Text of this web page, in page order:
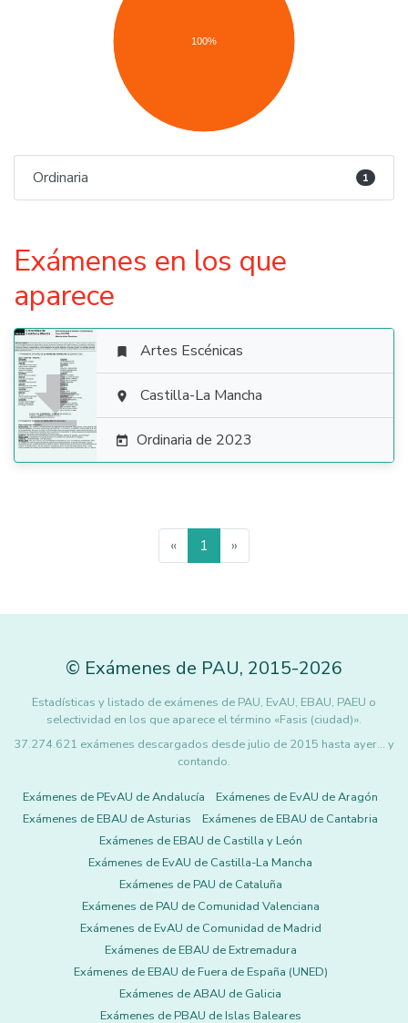
100%
Ordinaria 1
Exámenes en los que
aparece

 Artes Escénicas
 Castilla-La Mancha
 Ordinaria de 2023
« 1 »
© Exámenes de PAU, 2015-2026
Estadísticas y listado de exámenes de PAU, EvAU, EBAU, PAEU o
selectividad en los que aparece el término «Fasis (ciudad)».
37.274.621 exámenes descargados desde julio de 2015 hasta ayer... y
contando.
Exámenes de PEvAU de Andalucía
Exámenes de EvAU de Aragón
Exámenes de EBAU de Asturias
Exámenes de EBAU de Cantabria
Exámenes de EBAU de Castilla y León
Exámenes de EvAU de Castilla-La Mancha
Exámenes de PAU de Cataluña
Exámenes de PAU de Comunidad Valenciana
Exámenes de EvAU de Comunidad de Madrid
Exámenes de EBAU de Extremadura
Exámenes de EBAU de Fuera de España (UNED)
Exámenes de ABAU de Galicia
Exámenes de PBAU de Islas Baleares